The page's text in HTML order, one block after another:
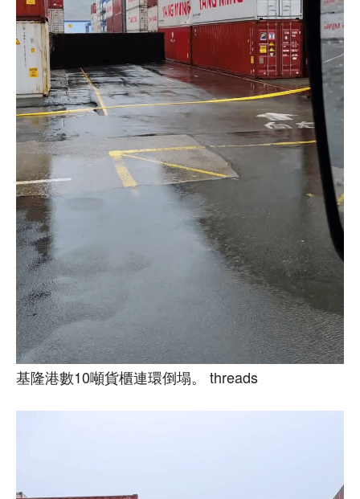
基隆港數10噸貨櫃連環倒塌。 threads